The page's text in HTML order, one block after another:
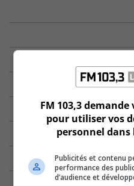
FM 103,3
pour utiliser vos
personnel dans
Publicités et contenu
performance des
d’audience et